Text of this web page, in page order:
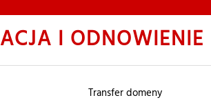
I ODNOWIENIE